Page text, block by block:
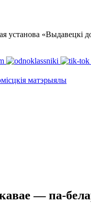
установа «Выдавецкі
матэрыялы
— па-